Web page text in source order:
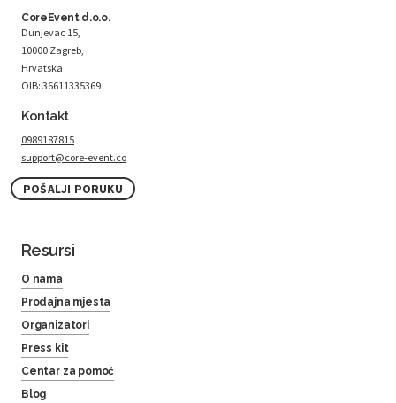
CoreEvent d.o.o.
Dunjevac 15,
10000 Zagreb,
Hrvatska
OIB: 36611335369
Kontakt
0989187815
support@core-event.co
POŠALJI PORUKU
Resursi
O nama
Prodajna mjesta
Organizatori
Press kit
Centar za pomoć
Blog